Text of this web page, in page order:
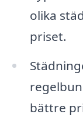
olika
priset.
bättre